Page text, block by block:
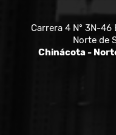
Carrera 4 N° 3N-
Norte de
Chinácota -